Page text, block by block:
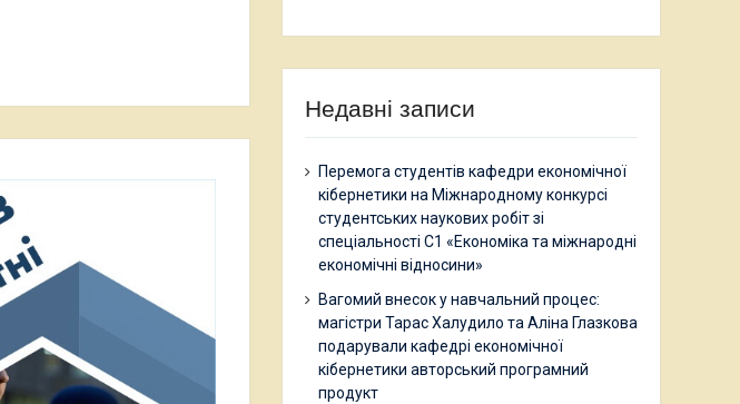
Недавні записи
Перемога студентів кафедри економічної
кібернетики на Міжнародному конкурсі
студентських наукових робіт зі
спеціальності С1 «Економіка та міжнародні
економічні відносини»
Вагомий внесок у навчальний процес:
магістри Тарас Халудило та Аліна Глазкова
подарували кафедрі економічної
кібернетики авторський програмний
продукт